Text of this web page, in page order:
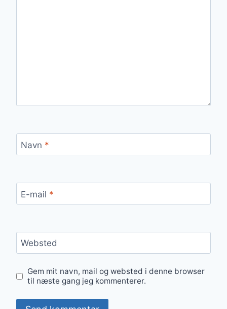
Navn *
E-mail *
Websted
Gem mit navn, mail og websted i denne browser
til næste gang jeg kommenterer.